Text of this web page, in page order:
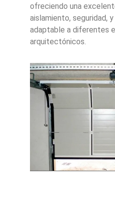
ofreciendo una
aislamiento, seguridad,
adaptable a diferentes
arquitectónicos.